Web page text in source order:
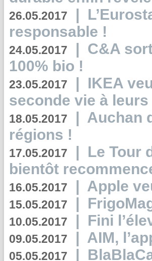
26.05.2017 |
responsable !
24.05.2017 | C&A
100% bio !
23.05.2017 | IKEA
seconde vie à
18.05.2017 | Auchan
régions !
17.05.2017 | Le Tour
bientôt
16.05.2017 | Apple
15.05.2017 |
10.05.2017 | Fini
09.05.2017 | AIM,
05.05.2017 |